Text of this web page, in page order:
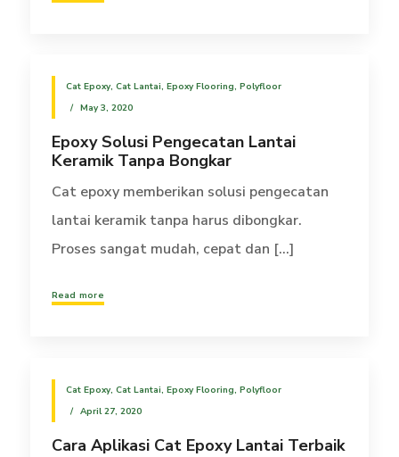
Cat Epoxy, Cat Lantai, Epoxy Flooring, Polyfloor
May 3, 2020
Epoxy Solusi Pengecatan Lantai
Keramik Tanpa Bongkar
Cat epoxy memberikan solusi pengecatan
lantai keramik tanpa harus dibongkar.
Proses sangat mudah, cepat dan [...]
Read more
Cat Epoxy, Cat Lantai, Epoxy Flooring, Polyfloor
April 27, 2020
Cara Aplikasi Cat Epoxy Lantai Terbaik